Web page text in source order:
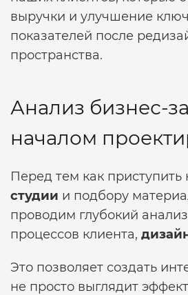
выручки и улучшение
показателей после
пространства.
Анализ бизнес-
началом
Перед тем как приступить
студии и подбору
проводим глубокий
процессов клиента,
Это позволяет создать
не просто выглядит